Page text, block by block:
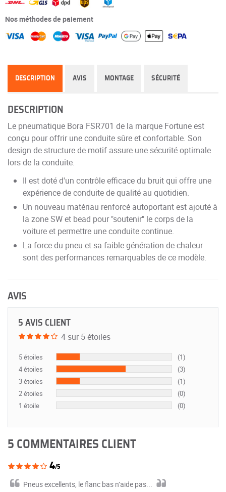
Nos méthodes de paiement
DESCRIPTION AVIS MONTAGE SÉCURITÉ
DESCRIPTION
Le pneumatique Bora FSR701 de la marque Fortune est
conçu pour offrir une conduite sûre et confortable. Son
design de structure de motif assure une sécurité optimale
lors de la conduite.
Il est doté d'un contrôle efficace du bruit qui offre une
expérience de conduite de qualité au quotidien.
Un nouveau matériau renforcé autoportant est ajouté à
la zone SW et bead pour "soutenir" le corps de la
voiture et permettre une conduite continue.
La force du pneu et sa faible génération de chaleur
sont des performances remarquables de ce modèle.
AVIS
5 AVIS CLIENT
4 sur 5 étoiles
5 étoiles
(1)
4 étoiles
(3)
3 étoiles
(1)
2 étoiles
(0)
1 étoile
(0)
5 COMMENTAIRES CLIENT
4/5
Pneus excellents, le flanc bas n’aide pas...